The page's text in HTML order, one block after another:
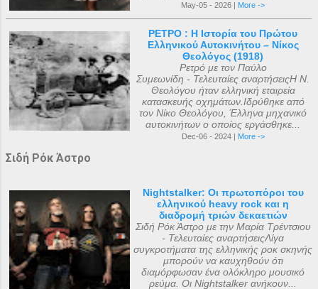
May-05 - 2026 | More ->
ΡΕΤΡΟ : Η Ιστορία του Πρώτου
Ελληνικού Αυτοκινήτου – Νίκος
Θεολόγος (1918)
Ρετρό με τον Παύλο
Συμεωνίδη - Τελευταίες αναρτήσειςΗ Ν.
Θεολόγου ήταν ελληνική εταιρεία
κατασκευής οχημάτων.Ιδρύθηκε από
τον Νίκο Θεολόγου, Έλληνα μηχανικό
αυτοκινήτων ο οποίος εργάσθηκε...
Dec-06 - 2024 | More ->
Σιδή Ρόκ Άστρο
Nightstalker: Οι πρωτοπόροι του
ελληνικού heavy rock και η
διαδρομή τριών δεκαετιών
Σιδή Ρόκ Άστρο με την Μαρία Τρέντσιου
- Τελευταίες αναρτήσειςΛίγα
συγκροτήματα της ελληνικής ροκ σκηνής
μπορούν να καυχηθούν ότι
διαμόρφωσαν ένα ολόκληρο μουσικό
ρεύμα. Οι Nightstalker ανήκουν...